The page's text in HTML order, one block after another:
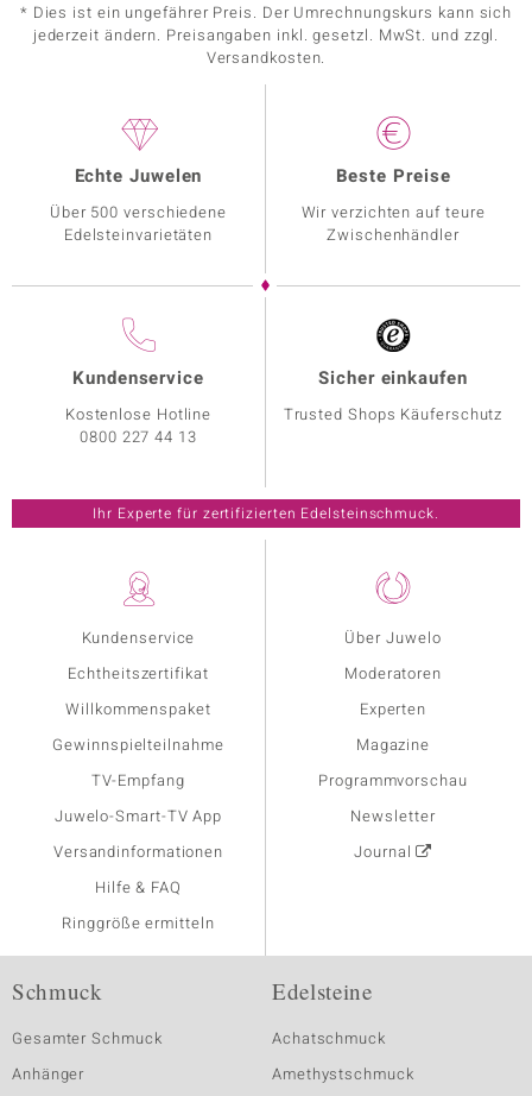
* Dies ist ein ungefährer Preis. Der Umrechnungskurs kann sich
jederzeit ändern. Preisangaben inkl. gesetzl. MwSt. und zzgl.
Versandkosten.
Kundenservice
Echtheitszertifikat
Willkommenspaket
Gewinnspielteilnahme
TV-Empfang
Juwelo-Smart-TV App
Versandinformationen
Hilfe & FAQ
Ringgröße ermitteln
Über Juwelo
Moderatoren
Experten
Magazine
Programmvorschau
Newsletter
Journal
Echte Juwelen
Über 500 verschiedene
Edelsteinvarietäten
Beste Preise
Wir verzichten auf teure
Zwischenhändler
Kundenservice
Kostenlose Hotline
0800 227 44 13
Sicher einkaufen
Trusted Shops Käuferschutz
Ihr Experte für zertifizierten Edelsteinschmuck.
Schmuck
Gesamter Schmuck
Anhänger
Edelsteine
Achatschmuck
Amethystschmuck